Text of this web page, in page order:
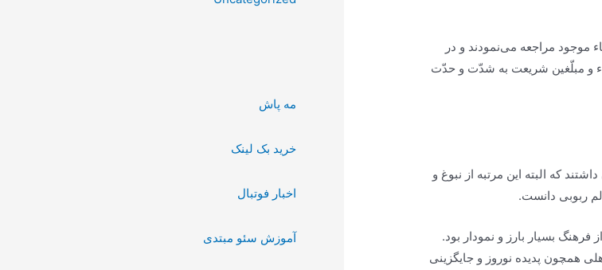
موجود مراجعه می‌نمودند و در
و مبلّغين شريعت به شدّت و حدّت
كه البته اين مرتبه از نبوغ و
ربوبى دانست.
بسيار بارز و نمودار بود.
همچون پديده نوروز و جايگزينى
مه پاش
خرید بک لینک
اخبار فوتبال
آموزش سئو مبتدی